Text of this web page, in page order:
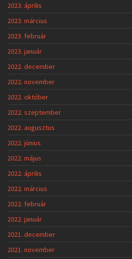
2023. április
2023. március
2023. február
2023. január
2022. december
2022. november
2022. október
2022. szeptember
2022. augusztus
2022. június
2022. május
2022. április
2022. március
2022. február
2022. január
2021. december
2021. november